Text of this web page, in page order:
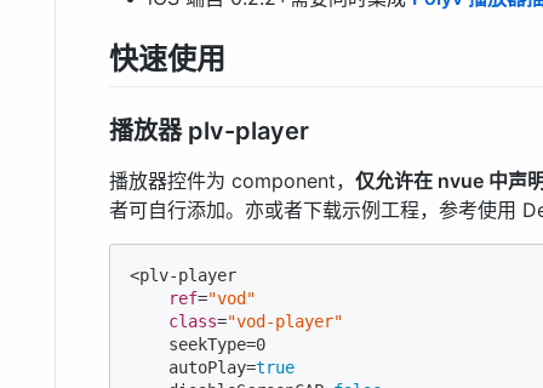
快速使用
播放器 plv-player
播放器控件为 component， 仅允许在 nvue 中声
者可自行添加。亦或者下载示例工程，参考使用
<plv-player
ref="vod"
class="vod-player"
    seekType=
0
    autoPlay=
true